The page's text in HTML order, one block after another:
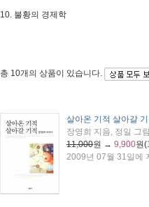
10. 불황의 경제학
총 10개 의 상품이 있습니다.
살아온 기적 살아갈 기
장영희 지음, 정일 그
11,000원 → 9,900원(
2009년 07월 31일에